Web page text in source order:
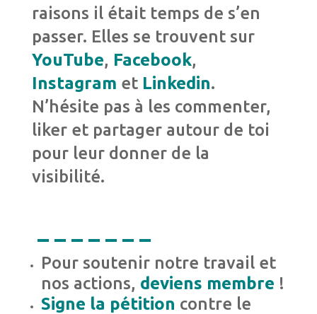
raisons il était temps de s’en
passer. Elles se trouvent sur
YouTube, Facebook,
Instagram et Linkedin.
N’hésite pas à les commenter,
liker et partager autour de toi
pour leur donner de la
visibilité.
– – – – – – –
Pour soutenir notre travail et
nos actions, deviens membre !
Signe la pétition contre le